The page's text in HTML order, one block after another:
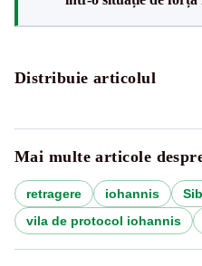
Distribuie articolul
Mai multe articole
retragere iohannis
vila de protocol iohannis